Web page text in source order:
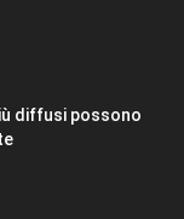
diffusi possono